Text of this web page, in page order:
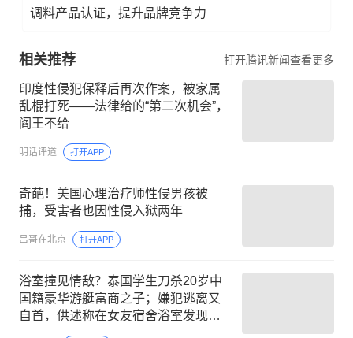
调料产品认证，提升品牌竞争力
相关推荐 打开腾讯新闻查看更多
印度性侵犯保释后再次作案，被家属
乱棍打死——法律给的“第二次机会”，
阎王不给
明话评道 打开APP
奇葩！美国心理治疗师性侵男孩被
捕，受害者也因性侵入狱两年
吕哥在北京 打开APP
浴室撞见情敌？泰国学生刀杀20岁中
国籍豪华游艇富商之子；嫌犯逃离又
自首，供述称在女友宿舍浴室发现曹
某；警方称事件源于感情纠纷